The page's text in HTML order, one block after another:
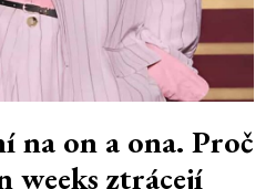
na on a ona. Proč
weeks ztrácejí